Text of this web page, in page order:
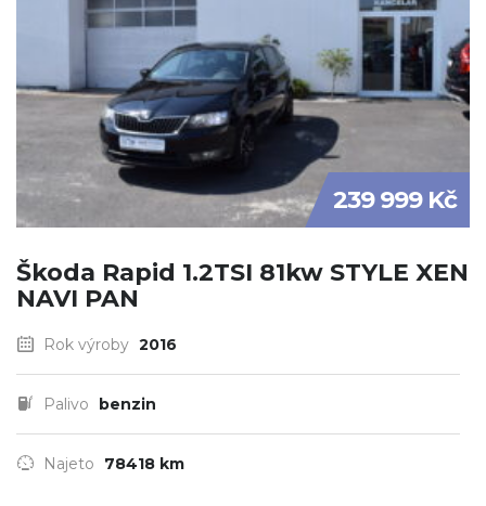
239 999 Kč
Škoda Rapid 1.2TSI 81kw STYLE XEN
NAVI PAN
Rok výroby 2016
Palivo benzin
Najeto 78418 km